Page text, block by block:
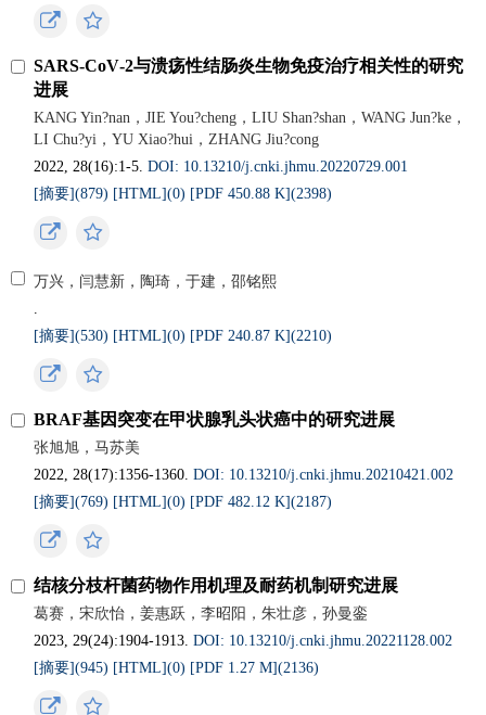
SARS‑CoV‑2与溃疡性结肠炎生物免疫治疗相关性的研究
进展
KANG Yin?nan，JIE You?cheng，LIU Shan?shan，WANG Jun?ke，
LI Chu?yi，YU Xiao?hui，ZHANG Jiu?cong
2022, 28(16):1-5.DOI: 10.13210/j.cnki.jhmu.20220729.001
[摘要](879) [HTML](0) [PDF 450.88 K](2398)
万兴，闫慧新，陶琦，于建，邵铭熙
.
[摘要](530) [HTML](0) [PDF 240.87 K](2210)
BRAF基因突变在甲状腺乳头状癌中的研究进展
张旭旭，马苏美
2022, 28(17):1356-1360.DOI: 10.13210/j.cnki.jhmu.20210421.002
[摘要](769) [HTML](0) [PDF 482.12 K](2187)
结核分枝杆菌药物作用机理及耐药机制研究进展
葛赛，宋欣怡，姜惠跃，李昭阳，朱壮彦，孙曼銮
2023, 29(24):1904-1913.DOI: 10.13210/j.cnki.jhmu.20221128.002
[摘要](945) [HTML](0) [PDF 1.27 M](2136)